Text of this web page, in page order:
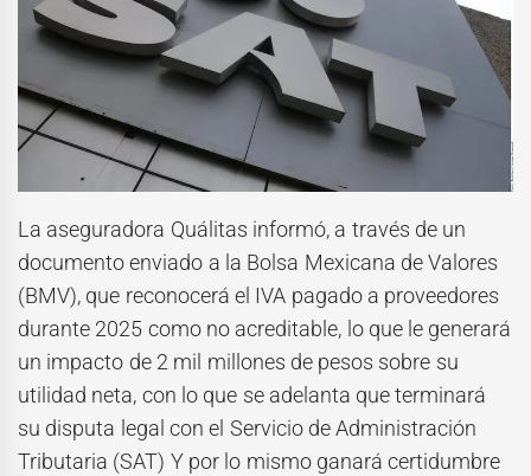
La aseguradora Quálitas informó, a través de un
documento enviado a la Bolsa Mexicana de Valores
(BMV), que reconocerá el IVA pagado a proveedores
durante 2025 como no acreditable, lo que le generará
un impacto de 2 mil millones de pesos sobre su
utilidad neta, con lo que se adelanta que terminará
su disputa legal con el Servicio de Administración
Tributaria (SAT) Y por lo mismo ganará certidumbre